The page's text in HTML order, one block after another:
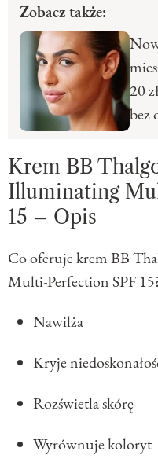
Zobacz także:
20
bez
Krem BB
Illuminating
15 – Opis
Co oferuje krem BB
Multi-Perfection SPF
Nawilża
Kryje
Rozświetla skórę
Wyrównuje koloryt